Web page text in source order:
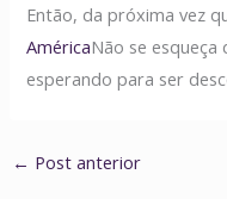
Então, da próxima vez
AméricaNão se esqueça
esperando para ser
← Post anterior